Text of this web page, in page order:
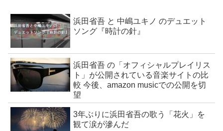
浜田省吾 と 中嶋ユキノ のデュエット
ソング『時計の針』
浜田省吾 の「オフィシャルプレイリス
ト」が公開されている音楽サイトの比
較 今後、amazon musicでの公開を切
望
3年ぶりに浜田省吾の歌う「花火」を
観て涙が滲んだ